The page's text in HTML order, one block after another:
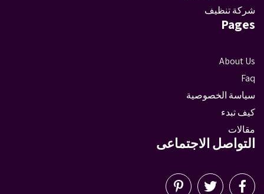
شركة تنظيف
Pages
About Us
Faq
سياسة الخصوصية
كيف تبدء
مقالات
التواصل الاجتماعى